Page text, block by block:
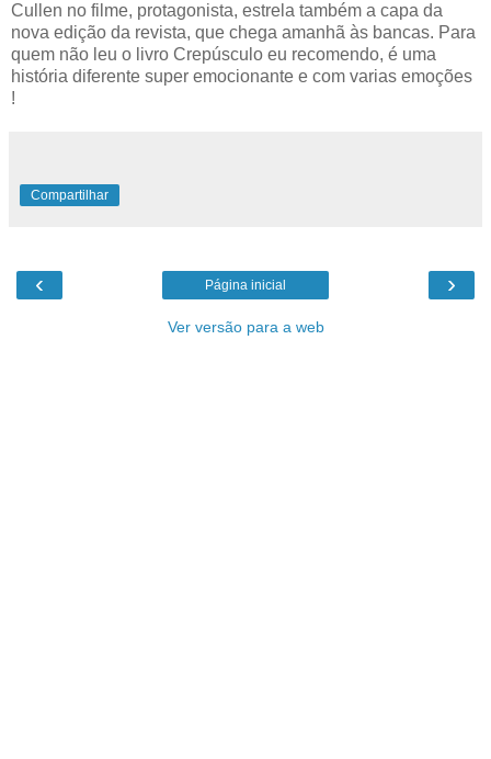
Cullen no filme, protagonista, estrela também a capa da
nova edição da revista, que chega amanhã às bancas. Para
quem não leu o livro Crepúsculo eu recomendo, é uma
história diferente super emocionante e com varias emoções
!
Compartilhar
‹ ›
Página inicial
Ver versão para a web